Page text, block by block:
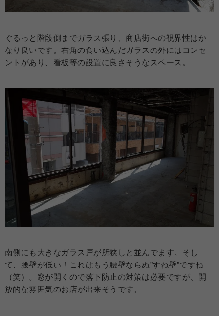
ぐるっと階段側までガラス張り、商店街への視界性はか
なり良いです。右角の食い込んだガラスの外にはコンセ
ントがあり、看板等の設置に良さそうなスペース。
南側にも大きなガラス戸が所狭しと並んでます。そし
て、腰壁が低い！これはもう腰壁ならぬ”すね壁”ですね
（笑）。窓が開くので落下防止の対策は必要ですが、開
放的な雰囲気のお店が出来そうです。